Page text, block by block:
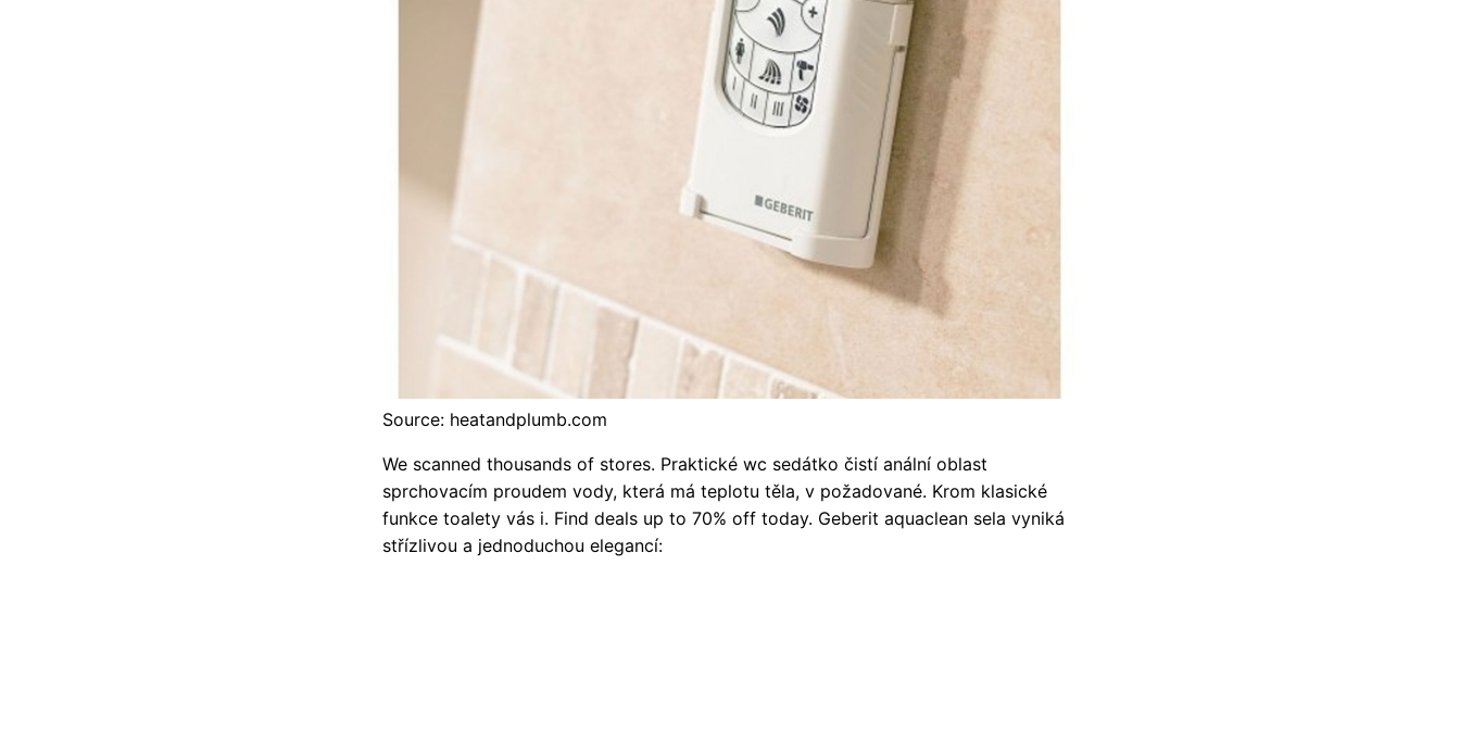
Source: heatandplumb.com
We scanned thousands of stores. Praktické wc sedátko čistí anální oblast
sprchovacím proudem vody, která má teplotu těla, v požadované. Krom klasické
funkce toalety vás i. Find deals up to 70% off today. Geberit aquaclean sela vyniká
střízlivou a jednoduchou elegancí: